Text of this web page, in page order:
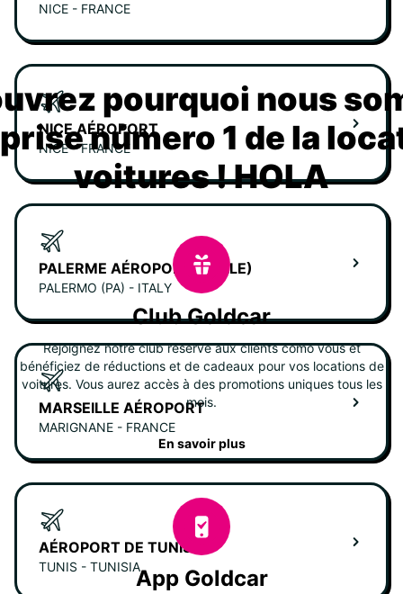
NICE - FRANCE
NICE AÉROPORT
NICE - FRANCE
PALERME AÉROPORT (SICILE)
PALERMO (PA) - ITALY
MARSEILLE AÉROPORT
MARIGNANE - FRANCE
AÉROPORT DE TUNISIE
TUNIS - TUNISIA
pourquoi nous
número 1 de la
voitures ! HOLA
Club Goldcar
Rejoignez notre club réservé aux clients como vous et
bénéficiez de réductions et de cadeaux pour vos locations de
voitures. Vous aurez accès à des promotions uniques tous les
mois.
En savoir plus
App Goldcar